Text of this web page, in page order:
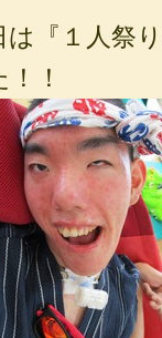
は『１人祭
！！